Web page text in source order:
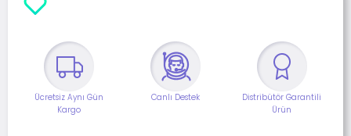
Ücretsiz Aynı Gün
Kargo
Canlı Destek
Distribütör Garantili
Ürün